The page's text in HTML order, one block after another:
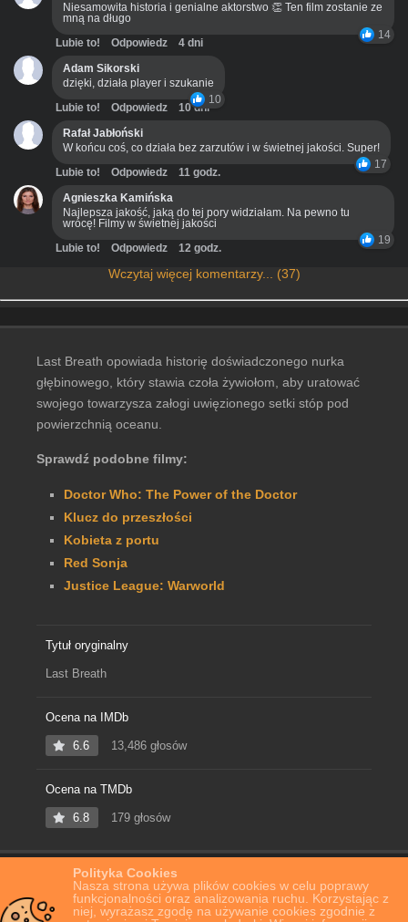
Polityka Cookies
Nasza strona używa plików cookies w celu poprawy
funkcjonalności oraz analizowania ruchu. Korzystając z
niej, wyrażasz zgodę na używanie cookies zgodnie z
Niesamowita historia i genialne aktorstwo 👏 Ten film zostanie ze
mną na długo
14
Lubie to! Odpowiedz
4 dni
Adam Sikorski
dzięki, działa player i szukanie
10
Lubie to! Odpowiedz
10 dni
Rafał Jabłoński
W końcu coś, co działa bez zarzutów i w świetnej jakości. Super!
17
Lubie to! Odpowiedz
11 godz.
Agnieszka Kamińska
Najlepsza jakość, jaką do tej pory widziałam. Na pewno tu
wrócę! Filmy w świetnej jakości
19
Lubie to! Odpowiedz 12 godz.
Wczytaj więcej komentarzy... (37)
Last Breath opowiada historię doświadczonego nurka
głębinowego, który stawia czoła żywiołom, aby uratować
swojego towarzysza załogi uwięzionego setki stóp pod
powierzchnią oceanu.
Sprawdź podobne filmy:
Doctor Who: The Power of the Doctor
Klucz do przeszłości
Kobieta z portu
Red Sonja
Justice League: Warworld
Tytuł oryginalny
Last Breath
Ocena na IMDb
6.6 13,486 głosów
Ocena na TMDb
6.8 179 głosów
Film Online Last Breath